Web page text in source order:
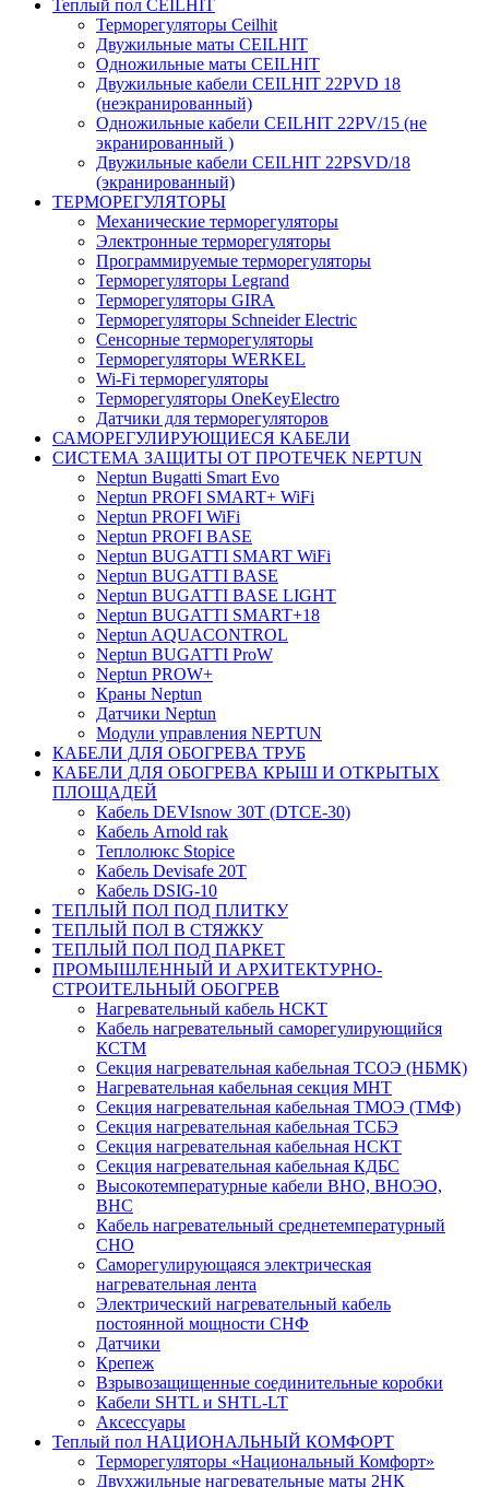
Теплый пол CEILHIT
Терморегуляторы Ceilhit
Двужильные маты CEILHIT
Одножильные маты CEILHIT
Двужильные кабели CEILHIT 22PVD 18
(неэкранированный)
Одножильные кабели CEILHIT 22PV/15 (не
экранированный )
Двужильные кабели CEILHIT 22PSVD/18
(экранированный)
ТЕРМОРЕГУЛЯТОРЫ
Механические терморегуляторы
Электронные терморегуляторы
Программируемые терморегуляторы
Терморегуляторы Legrand
Терморегуляторы GIRA
Терморегуляторы Schneider Electric
Сенсорные терморегуляторы
Терморегуляторы WERKEL
Wi-Fi терморегуляторы
Терморегуляторы OneKeyElectro
Датчики для терморегуляторов
САМОРЕГУЛИРУЮЩИЕСЯ КАБЕЛИ
СИСТЕМА ЗАЩИТЫ ОТ ПРОТЕЧЕК NEPTUN
Neptun Bugatti Smart Evo
Neptun PROFI SMART+ WiFi
Neptun PROFI WiFi
Neptun PROFI BASE
Neptun BUGATTI SMART WiFi
Neptun BUGATTI BASE
Neptun BUGATTI BASE LIGHT
Neptun BUGATTI SMART+18
Neptun AQUACONTROL
Neptun BUGATTI ProW
Neptun PROW+
Краны Neptun
Датчики Neptun
Модули управления NEPTUN
КАБЕЛИ ДЛЯ ОБОГРЕВА ТРУБ
КАБЕЛИ ДЛЯ ОБОГРЕВА КРЫШ И ОТКРЫТЫХ
ПЛОЩАДЕЙ
Кабель DEVIsnow 30Т (DTCE-30)
Кабель Arnold rak
Теплолюкс Stopice
Кабель Devisafe 20T
Кабель DSIG-10
ТЕПЛЫЙ ПОЛ ПОД ПЛИТКУ
ТЕПЛЫЙ ПОЛ В СТЯЖКУ
ТЕПЛЫЙ ПОЛ ПОД ПАРКЕТ
ПРОМЫШЛЕННЫЙ И АРХИТЕКТУРНО-
СТРОИТЕЛЬНЫЙ ОБОГРЕВ
Нагревательный кабель НCKТ
Кабель нагревательный саморегулирующийся
КСТМ
Секция нагревательная кабельная ТСОЭ (НБМК)
Нагревательная кабельная секция МНТ
Секция нагревательная кабельная ТМОЭ (ТМФ)
Секция нагревательная кабельная ТСБЭ
Секция нагревательная кабельная НСКТ
Секция нагревательная кабельная КДБС
Высокотемпературные кабели ВНО, ВНОЭО,
ВНС
Кабель нагревательный среднетемпературный
СНО
Саморегулирующаяся электрическая
нагревательная лента
Электрический нагревательный кабель
постоянной мощности СНФ
Датчики
Крепеж
Взрывозащищенные соединительные коробки
Кабели SHTL и SHTL-LT
Аксессуары
Теплый пол НАЦИОНАЛЬНЫЙ КОМФОРТ
Терморегуляторы «Национальный Комфорт»
Двухжильные нагревательные маты 2НК